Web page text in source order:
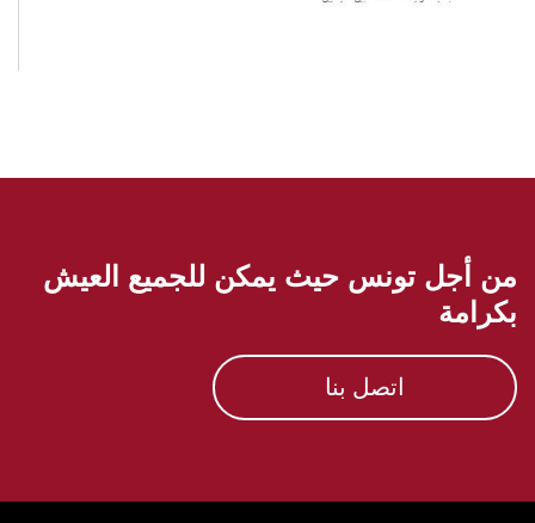
من أجل تونس حيث يمكن للجميع العيش
بكرامة
اتصل بنا